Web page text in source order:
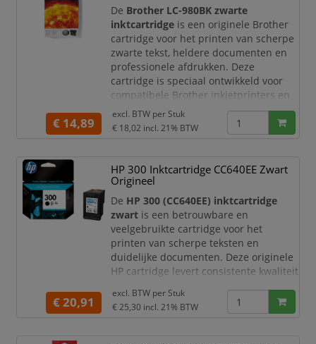
Met een inhoud van130 mlbied
De Brother LC-980BK zwarte
inktcartridge is een originele Brother
cartridge voor het printen van scherpe
zwarte tekst, heldere documenten en
professionele afdrukken. Deze
cartridge is speciaal ontwikkeld voor
compatibele Brother inkjetprinters en
multifunctionals. Ideaal voor
thuisgebruik, thuiswerkplekken en
kleine kantoren waar u wilt vertrouwen
printprestaties.
Met de originele Brother LC-980BK
inktcar
€ 14,89
excl. BTW per Stuk
€ 18,02 incl. 21% BTW
HP 300 Inktcartridge CC640EE Zwart
Origineel
De HP 300 (CC640EE) inktcartridge
zwart is een betrouwbare en
veelgebruikte cartridge voor het
printen van scherpe teksten en
duidelijke documenten. Deze originele
HP cartridge levert consistente kwaliteit
of op kantoor.
€ 20,91
excl. BTW per Stuk
€ 25,30 incl. 21% BTW